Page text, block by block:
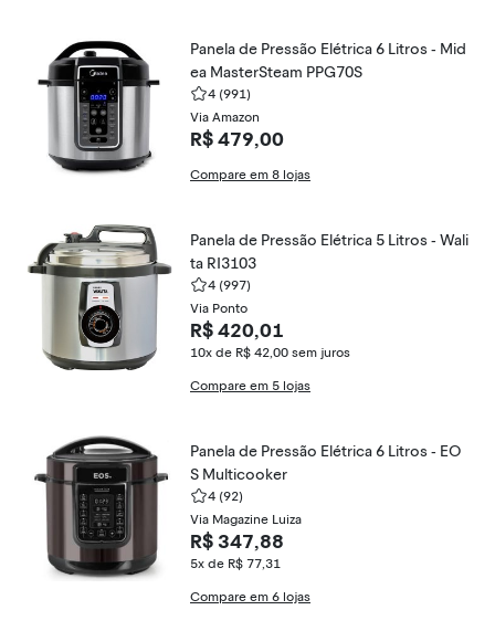
Panela de Pressão Elétrica 6 Litros - Mid
ea MasterSteam PPG70S
4 (991)
Via Amazon
R$ 479,00
Compare em 8 lojas
Panela de Pressão Elétrica 5 Litros - Wali
ta RI3103
4 (997)
Via Ponto
R$ 420,01
10x de R$ 42,00 sem juros
Compare em 5 lojas
Panela de Pressão Elétrica 6 Litros - EO
S Multicooker
4 (92)
Via Magazine Luiza
R$ 347,88
5x de R$ 77,31
Compare em 6 lojas